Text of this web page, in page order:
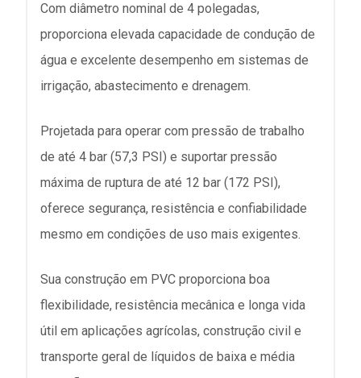
Com diâmetro nominal de 4 polegadas,
proporciona elevada capacidade de condução de
água e excelente desempenho em sistemas de
irrigação, abastecimento e drenagem.
Projetada para operar com pressão de trabalho
de até 4 bar (57,3 PSI) e suportar pressão
máxima de ruptura de até 12 bar (172 PSI),
oferece segurança, resistência e confiabilidade
mesmo em condições de uso mais exigentes.
Sua construção em PVC proporciona boa
flexibilidade, resistência mecânica e longa vida
útil em aplicações agrícolas, construção civil e
transporte geral de líquidos de baixa e média